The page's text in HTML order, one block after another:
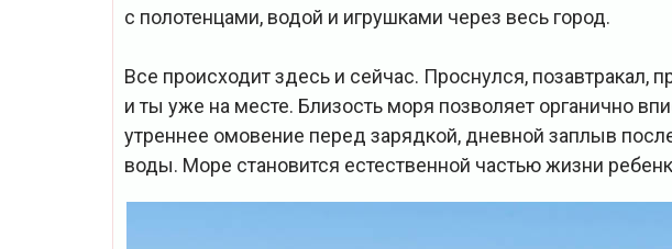
с полотенцами, водой и игрушками через весь город.
Все происходит здесь и сейчас. Проснулся, позавтракал,
и ты уже на месте. Близость моря позволяет органично
утреннее омовение перед зарядкой, дневной заплыв
воды. Море становится естественной частью жизни